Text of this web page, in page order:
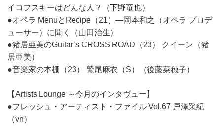
イコフスキーはどんな人？（下野竜也）
●オペラ MenuとRecipe（21）―岡本和之（オペラ プロデ
ューサー）に聞く（山田治生）
●猪居亜美のGuitar’s CROSS ROAD（23） クイーン（猪
居亜美）
●音楽家の本棚（23） 鷲尾麻衣（S）（後藤菜穂子）
【Artists Lounge ～今月のインタヴュー】
●フレッシュ・アーティスト・ファイル Vol.67 戸澤采紀
（vn）